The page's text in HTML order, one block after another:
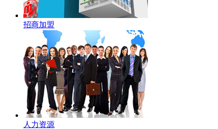
招商加盟
人力资源